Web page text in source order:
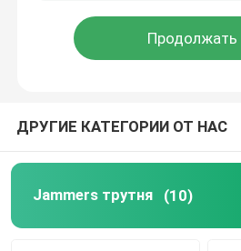
Спутниковый Jammer сигнала
Высокочастотный Jammer
ДРУГИЕ КАТЕГОРИИ ОТ НАС
Jammers трутня (10)